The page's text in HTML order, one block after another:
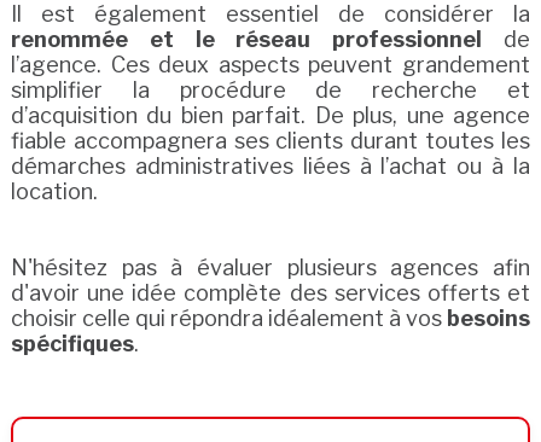
Il est également essentiel de considérer la
renommée et le réseau professionnel
de
l’agence. Ces deux aspects peuvent grandement
simplifier la procédure de recherche et
d’acquisition du bien parfait. De plus, une agence
fiable accompagnera ses clients durant toutes les
démarches administratives liées à l’achat ou à la
location.
N'hésitez pas à évaluer plusieurs agences afin
d'avoir une idée complète des services offerts et
choisir celle qui répondra idéalement à vos besoins
spécifiques.